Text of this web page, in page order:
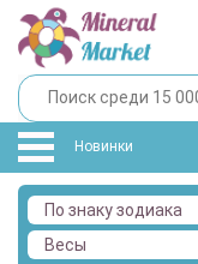
Новинки